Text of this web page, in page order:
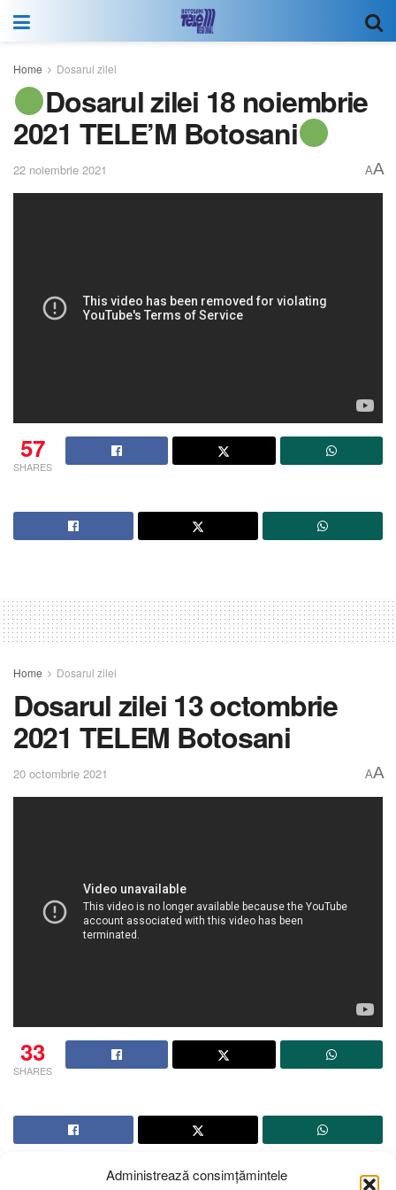
Administrează consimțămintele
Home Dosarul zilei
Dosarul zilei 18 noiembrie
2021 TELE’M Botosani
22 noiembrie 2021 AA
57
SHARES
Home Dosarul zilei
Dosarul zilei 13 octombrie
2021 TELEM Botosani
20 octombrie 2021 AA
33
SHARES